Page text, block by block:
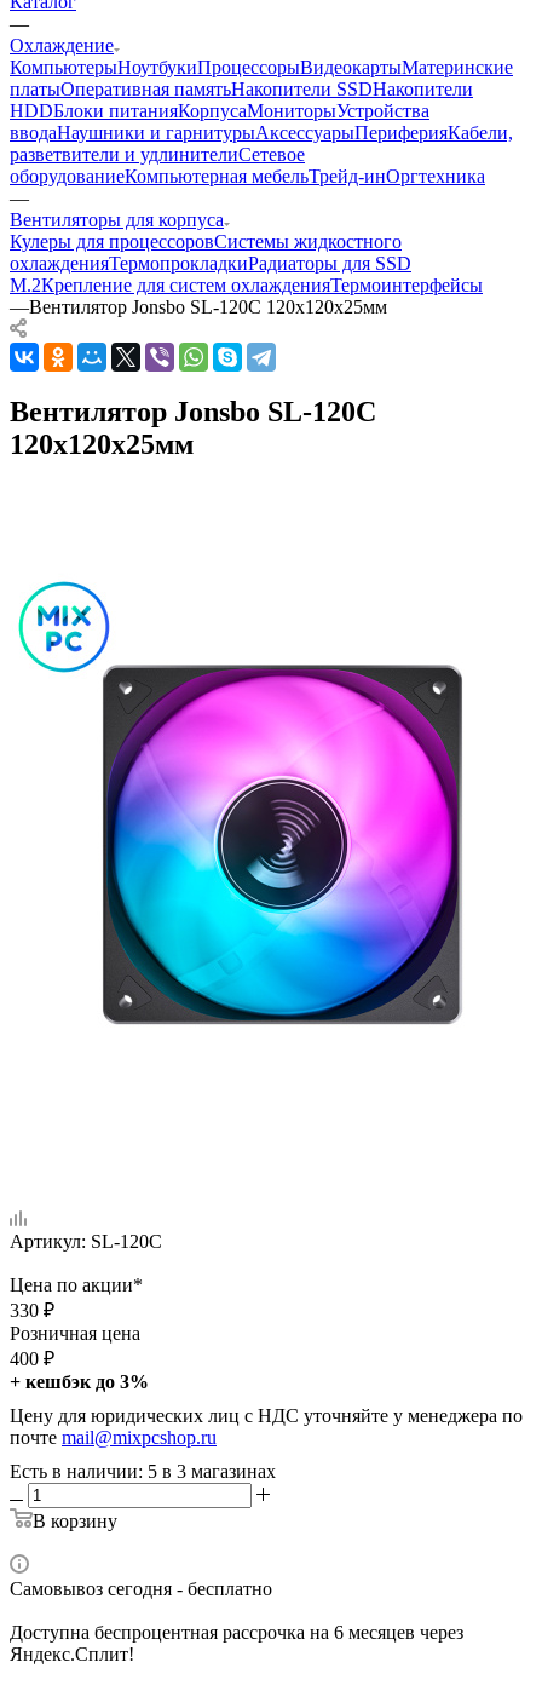
—
Охлаждение
КомпьютерыНоутбукиПроцессорыВидеокартыМатеринские
платыОперативная памятьНакопители SSDНакопители
HDDБлоки питанияКорпусаМониторыУстройства
вводаНаушники и гарнитурыАксессуарыПериферияКабели,
разветвители и удлинителиСетевое
оборудованиеКомпьютерная мебельТрейд-инОргтехника
—
Вентиляторы для корпуса
Кулеры для процессоровСистемы жидкостного
охлажденияТермопрокладкиРадиаторы для SSD
M.2Крепление для систем охлажденияТермоинтерфейсы
—Вентилятор Jonsbo SL-120C 120x120x25мм
Вентилятор Jonsbo SL-120C
120x120x25мм
Артикул: SL-120C
Цена по акции*
330 ₽
Розничная цена
400 ₽
+ кешбэк до 3%
Цену для юридических лиц с НДС уточняйте у менеджера по
почте mail@mixpcshop.ru
Есть в наличии: 5 в 3 магазинах
В корзину
Самовывоз сегодня - бесплатно
Доступна беспроцентная рассрочка на 6 месяцев через
Яндекс.Сплит!